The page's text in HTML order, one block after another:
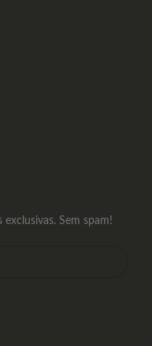
exclusivas. Sem spam!